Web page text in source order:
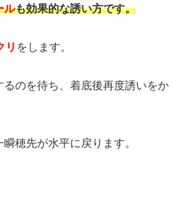
ルも効果的な誘い方です。
リ をします。
のを待ち、着底後再度誘いをか
穂先が水平に戻ります。